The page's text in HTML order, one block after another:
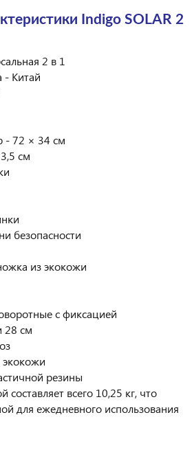
Indigo SOLAR 2
2 в 1
- Китай
- 72 × 34 см
см
безопасности
из экокожи
с фиксацией
28 см
экокожи
резины
составляет всего 10,25 кг, что
для ежедневного использования